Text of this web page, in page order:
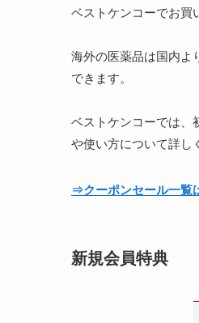
ベストケンコーでお買
海外の医薬品は国内よ
できます。
ベストケンコーでは、
や使い方について詳し
⇒クーポンセール一覧
新規会員特典